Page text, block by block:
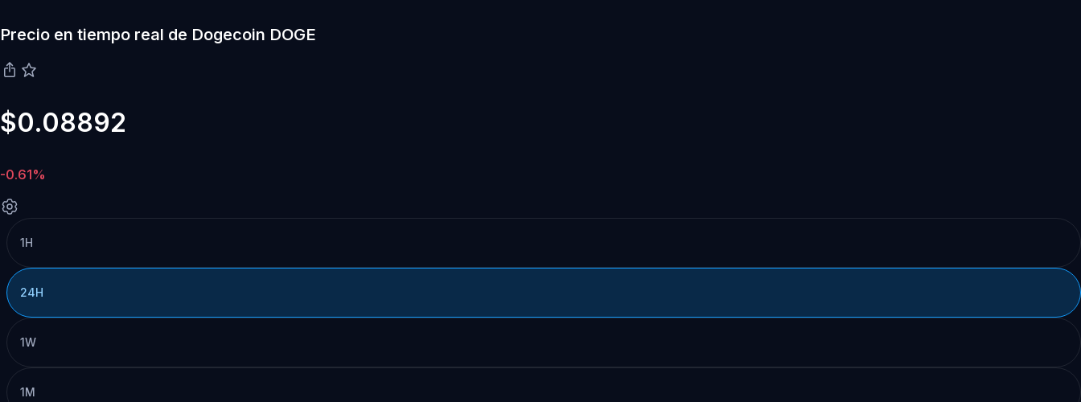
Precio en tiempo real de Dogecoin DOGE
$0.08892
-0.61%
1H
24H
1W
1M